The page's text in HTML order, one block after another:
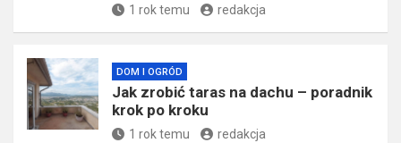
1 rok temu redakcja
DOM I OGRÓD
Jak zrobić taras na dachu – poradnik
krok po kroku
1 rok temu redakcja